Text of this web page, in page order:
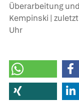
Überarbeitung
Kempinski |
Uhr